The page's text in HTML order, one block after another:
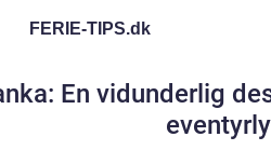
FERIE-TIPS.dk
En vidunderlig